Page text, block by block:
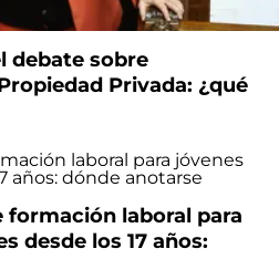
debate sobre
Privada: ¿qué
laboral para
desde los 17 años: